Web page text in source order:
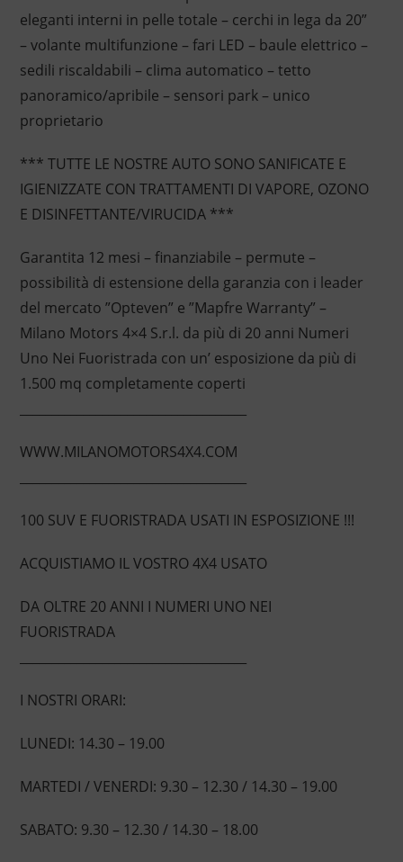
eleganti interni in pelle totale – cerchi in lega da 20”
– volante multifunzione – fari LED – baule elettrico –
sedili riscaldabili – clima automatico – tetto
panoramico/apribile – sensori park – unico
proprietario
*** TUTTE LE NOSTRE AUTO SONO SANIFICATE E
IGIENIZZATE CON TRATTAMENTI DI VAPORE, OZONO
E DISINFETTANTE/VIRUCIDA ***
Garantita 12 mesi – finanziabile – permute –
possibilità di estensione della garanzia con i leader
del mercato ”Opteven” e ”Mapfre Warranty” –
Milano Motors 4×4 S.r.l. da più di 20 anni Numeri
Uno Nei Fuoristrada con un’ esposizione da più di
1.500 mq completamente coperti
WWW.MILANOMOTORS4X4.COM
100 SUV E FUORISTRADA USATI IN ESPOSIZIONE !!!
ACQUISTIAMO IL VOSTRO 4X4 USATO
DA OLTRE 20 ANNI I NUMERI UNO NEI
FUORISTRADA
I NOSTRI ORARI:
LUNEDI: 14.30 – 19.00
MARTEDI / VENERDI: 9.30 – 12.30 / 14.30 – 19.00
SABATO: 9.30 – 12.30 / 14.30 – 18.00